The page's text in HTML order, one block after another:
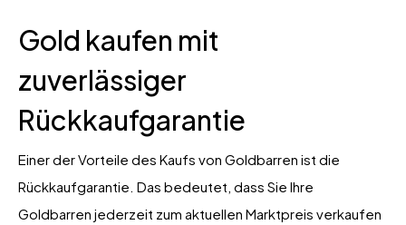
Gold kaufen mit
zuverlässiger
Rückkaufgarantie
Einer der Vorteile des Kaufs von Goldbarren ist die
Rückkaufgarantie. Das bedeutet, dass Sie Ihre
Goldbarren jederzeit zum aktuellen Marktpreis verkaufen